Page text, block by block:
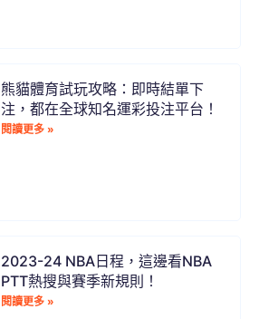
熊貓體育試玩攻略：即時結單下
注，都在全球知名運彩投注平台！
閱讀更多 »
2023-24 NBA日程，這邊看NBA
PTT熱搜與賽季新規則！
閱讀更多 »